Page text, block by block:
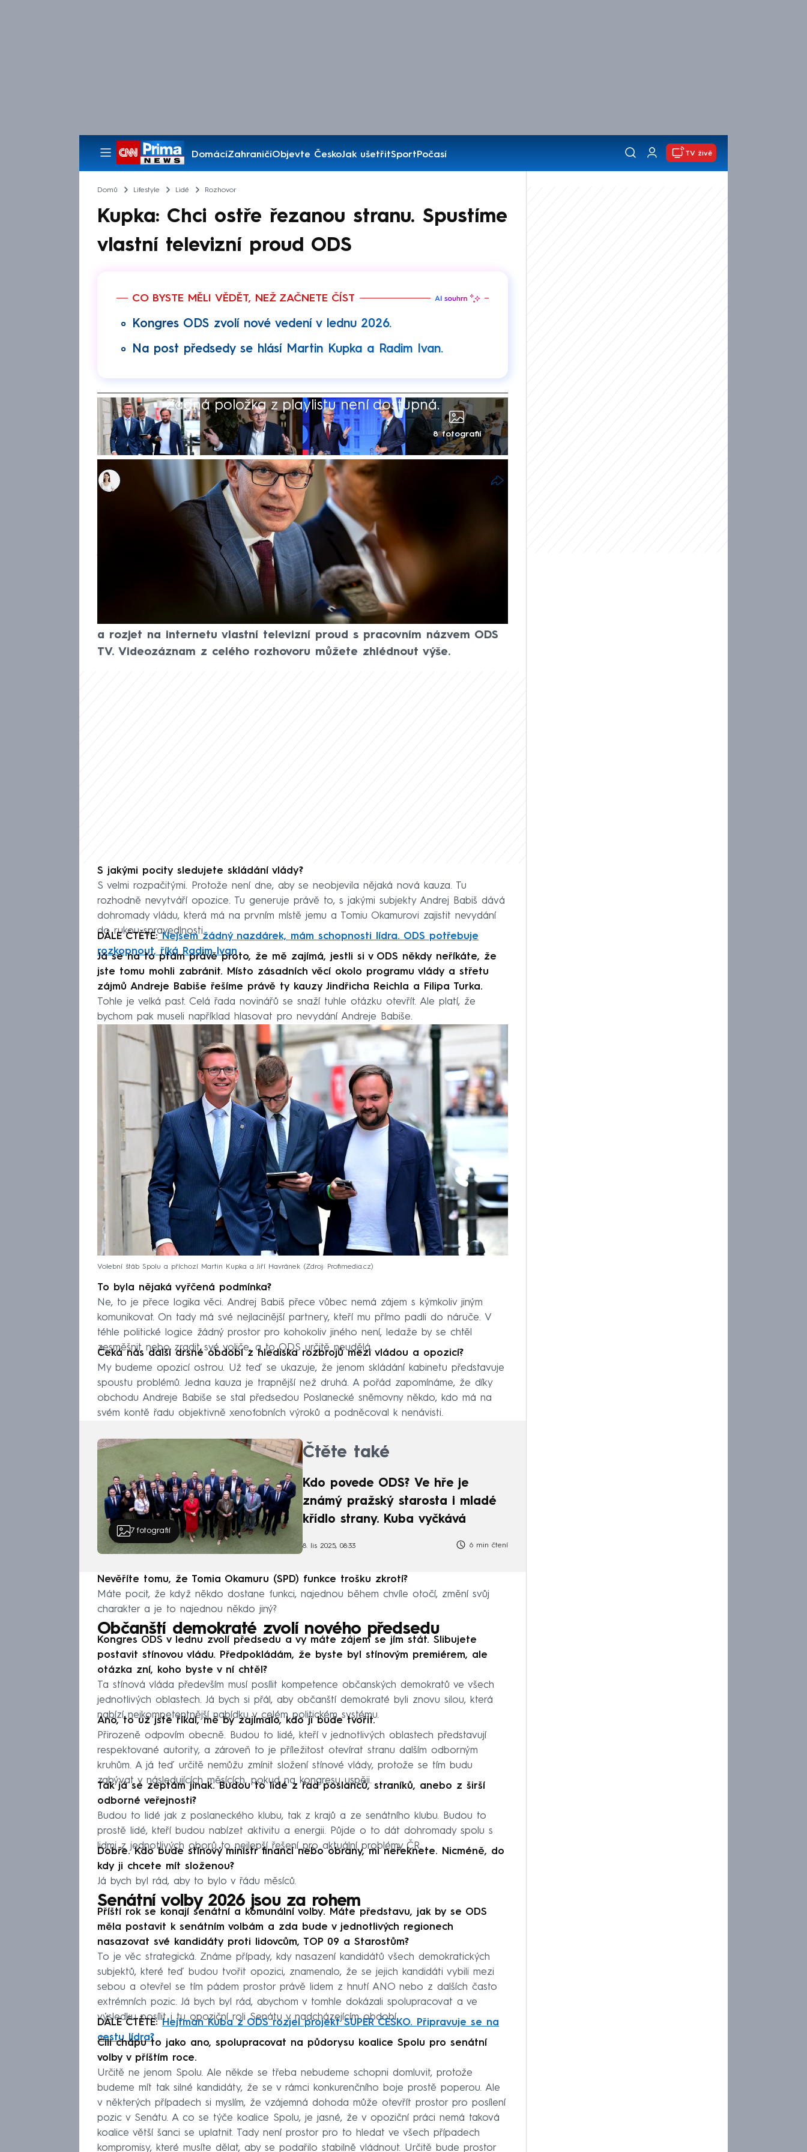
DomácíZahraničíObjevte ČeskoJak ušetřitSportPočasí
Pořady
TV živě
Domů Lifestyle Lidé Rozhovor
Kupka: Chci ostře řezanou stranu. Spustíme
vlastní televizní proud ODS
CO BYSTE MĚLI VĚDĚT, NEŽ ZAČNETE ČÍST
Kongres ODS zvolí nové vedení v lednu 2026.
Na post předsedy se hlásí Martin Kupka a Radim Ivan.
Žádná položka z playlistu není dostupná.
8 fotografií
Karolína Neubergerová
13. lis 2025, 08:02
Kandidát na předsedu ODS a dosluhující ministr dopravy Martin Kupka
(ODS) vylučuje, že by se v honbě za novými voliči ODS tzv. rozkročila.
„Já chci ostře řezanou ODS, která ale bude schopná dobrými
praktickými řešeními pro běžné situace oslovit mnohem širší skupiny
lidí,“ řekl ve velkém rozhovoru pro CNN Prima NEWS. Pro senátní volby
v roce 2026 nevyloučil, že ODS bude opět spolupracovat se
spřízněnými stranami. Oznámil také, že chce začít s intenzivní kampaní
a rozjet na internetu vlastní televizní proud s pracovním názvem ODS
TV. Videozáznam z celého rozhovoru můžete zhlédnout výše.
S jakými pocity sledujete skládání vlády?
S velmi rozpačitými. Protože není dne, aby se neobjevila nějaká nová kauza. Tu
rozhodně nevytváří opozice. Tu generuje právě to, s jakými subjekty Andrej Babiš dává
dohromady vládu, která má na prvním místě jemu a Tomiu Okamurovi zajistit nevydání
do rukou spravedlnosti.
DÁLE ČTĚTE:Nejsem žádný nazdárek, mám schopnosti lídra. ODS potřebuje
rozkopnout, říká Radim Ivan
Já se na to ptám právě proto, že mě zajímá, jestli si v ODS někdy neříkáte, že
jste tomu mohli zabránit. Místo zásadních věcí okolo programu vlády a střetu
zájmů Andreje Babiše řešíme právě ty kauzy Jindřicha Reichla a Filipa Turka.
Tohle je velká past. Celá řada novinářů se snaží tuhle otázku otevřít. Ale platí, že
bychom pak museli například hlasovat pro nevydání Andreje Babiše.
Volební štáb Spolu a příchozí Martin Kupka a Jiří Havránek Zdroj: Profimedia.cz
To byla nějaká vyřčená podmínka?
Ne, to je přece logika věci. Andrej Babiš přece vůbec nemá zájem s kýmkoliv jiným
komunikovat. On tady má své nejlacinější partnery, kteří mu přímo padli do náruče. V
téhle politické logice žádný prostor pro kohokoliv jiného není, ledaže by se chtěl
zesměšnit nebo zradit své voliče, a to ODS určitě neudělá.
Čeká nás další drsné období z hlediska rozbrojů mezi vládou a opozicí?
My budeme opozicí ostrou. Už teď se ukazuje, že jenom skládání kabinetu představuje
spoustu problémů. Jedna kauza je trapnější než druhá. A pořád zapomínáme, že díky
obchodu Andreje Babiše se stal předsedou Poslanecké sněmovny někdo, kdo má na
svém kontě řadu objektivně xenofobních výroků a podněcoval k nenávisti.
7 fotografií
Čtěte také
Kdo povede ODS? Ve hře je
známý pražský starosta i mladé
křídlo strany. Kuba vyčkává
8. lis 2025, 08:33 6 min čtení
Nevěříte tomu, že Tomia Okamuru (SPD) funkce trošku zkrotí?
Máte pocit, že když někdo dostane funkci, najednou během chvíle otočí, změní svůj
charakter a je to najednou někdo jiný?
Občanští demokraté zvolí nového předsedu
Kongres ODS v lednu zvolí předsedu a vy máte zájem se jím stát. Slibujete
postavit stínovou vládu. Předpokládám, že byste byl stínovým premiérem, ale
otázka zní, koho byste v ní chtěl?
Ta stínová vláda především musí posílit kompetence občanských demokratů ve všech
jednotlivých oblastech. Já bych si přál, aby občanští demokraté byli znovu silou, která
nabízí nejkompetentnější nabídku v celém politickém systému.
Ano, to už jste říkal, mě by zajímalo, kdo ji bude tvořit.
Přirozeně odpovím obecně. Budou to lidé, kteří v jednotlivých oblastech představují
respektované autority, a zároveň to je příležitost otevírat stranu dalším odborným
kruhům. A já teď určitě nemůžu zmínit složení stínové vlády, protože se tím budu
zabývat v následujících měsících, pokud na kongresu uspěji.
Tak já se zeptám jinak. Budou to lidé z řad poslanců, straníků, anebo z širší
odborné veřejnosti?
Budou to lidé jak z poslaneckého klubu, tak z krajů a ze senátního klubu. Budou to
prostě lidé, kteří budou nabízet aktivitu a energii. Půjde o to dát dohromady spolu s
lidmi z jednotlivých oborů to nejlepší řešení pro aktuální problémy ČR.
Dobře. Kdo bude stínový ministr financí nebo obrany, mi neřeknete. Nicméně, do
kdy ji chcete mít složenou?
Já bych byl rád, aby to bylo v řádu měsíců.
Senátní volby 2026 jsou za rohem
Příští rok se konají senátní a komunální volby. Máte představu, jak by se ODS
měla postavit k senátním volbám a zda bude v jednotlivých regionech
nasazovat své kandidáty proti lidovcům, TOP 09 a Starostům?
To je věc strategická. Známe případy, kdy nasazení kandidátů všech demokratických
subjektů, které teď budou tvořit opozici, znamenalo, že se jejich kandidáti vybili mezi
sebou a otevřel se tím pádem prostor právě lidem z hnutí ANO nebo z dalších často
extrémních pozic. Já bych byl rád, abychom v tomhle dokázali spolupracovat a ve
výsledku posílit i tu opoziční roli Senátu v nadcházejícím období.
DÁLE ČTĚTE:Hejtman Kuba z ODS rozjel projekt SUPER ČESKO. Připravuje se na
cestu lídra?
Čili chápu to jako ano, spolupracovat na půdorysu koalice Spolu pro senátní
volby v příštím roce.
Určitě ne jenom Spolu. Ale někde se třeba nebudeme schopni domluvit, protože
budeme mít tak silné kandidáty, že se v rámci konkurenčního boje prostě poperou. Ale
v některých případech si myslím, že vzájemná dohoda může otevřít prostor pro posílení
pozic v Senátu. A co se týče koalice Spolu, je jasné, že v opoziční práci nemá taková
koalice větší šanci se uplatnit. Tady není prostor pro to hledat ve všech případech
kompromisy, které musíte dělat, aby se podařilo stabilně vládnout. Určitě bude prostor